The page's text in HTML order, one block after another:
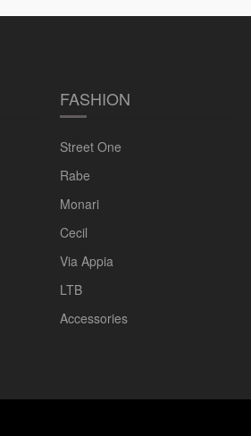
FASHION
Street One
Rabe
Monari
Cecil
Via Appia
LTB
Accessories